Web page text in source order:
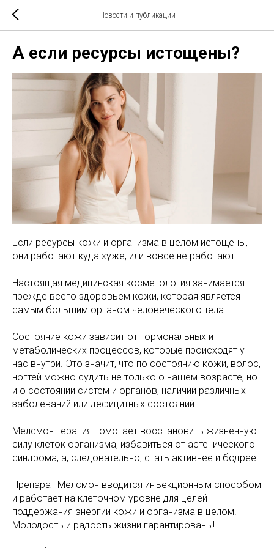
Новости и публикации
А если ресурсы истощены?
Если ресурсы кожи и организма в целом истощены,
они работают куда хуже, или вовсе не работают.
Настоящая медицинская косметология занимается
прежде всего здоровьем кожи, которая является
самым большим органом человеческого тела.
Состояние кожи зависит от гормональных и
метаболических процессов, которые происходят у
нас внутри. Это значит, что по состоянию кожи, волос,
ногтей можно судить не только о нашем возрасте, но
и о состоянии систем и органов, наличии различных
заболеваний или дефицитных состояний.
Мелсмон-терапия помогает восстановить жизненную
силу клеток организма, избавиться от астенического
синдрома, а, следовательно, стать активнее и бодрее!
Препарат Мелсмон вводится инъекционным способом
и работает на клеточном уровне для целей
поддержания энергии кожи и организма в целом.
Молодость и радость жизни гарантированы!